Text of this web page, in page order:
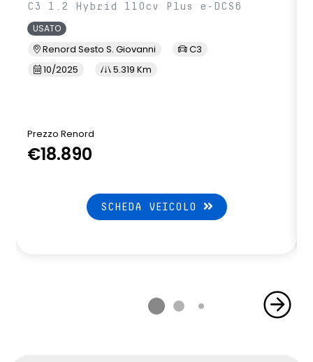
C3 1.2 Hybrid 110cv Plus e-DCS6
USATO
Renord Sesto S. Giovanni
C3
10/2025
5.319 Km
Prezzo Renord
€18.890
SCHEDA VEICOLO